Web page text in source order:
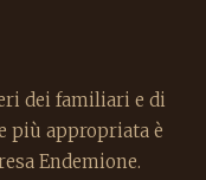
dei familiari e di
più appropriata è
Endemione.